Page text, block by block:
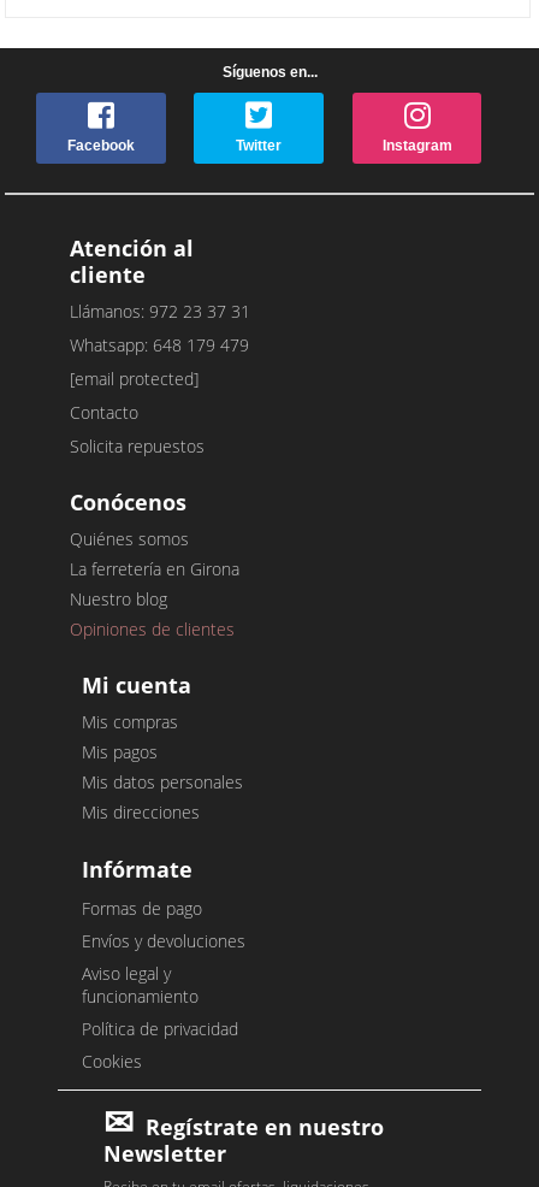
Síguenos en...
Facebook Twitter Instagram
Atención al
cliente
Llámanos: 972 23 37 31
Whatsapp: 648 179 479
[email protected]
Contacto
Solicita repuestos
Conócenos
Quiénes somos
La ferretería en Girona
Nuestro blog
Opiniones de clientes
Mi cuenta
Mis compras
Mis pagos
Mis datos personales
Mis direcciones
Infórmate
Formas de pago
Envíos y devoluciones
Aviso legal y
funcionamiento
Política de privacidad
Cookies
Regístrate en nuestro
Newsletter